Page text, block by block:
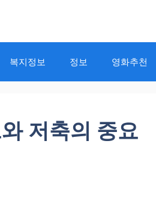
복지정보 정보 영화추천
저축의 중요